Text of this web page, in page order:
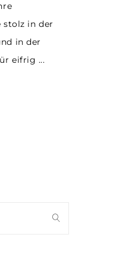
stolz in der
in der
eifrig